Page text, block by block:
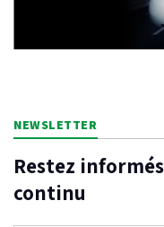
NEWSLETTER
Restez
continu